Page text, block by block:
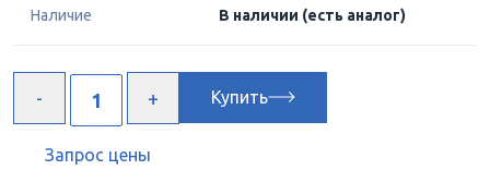
Наличие В наличии (есть аналог)
Купить
Запрос цены